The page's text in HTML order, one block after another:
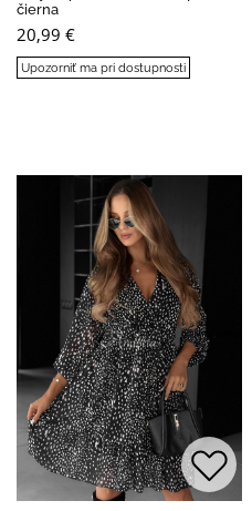
čierna
20,99 €
Upozorniť ma pri dostupnosti